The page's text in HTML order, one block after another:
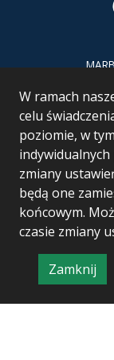
W ramach
celu
poziomie, w
zmiany
będą one
końcowym.
czasie zmiany
Zamknij
o
has
Project